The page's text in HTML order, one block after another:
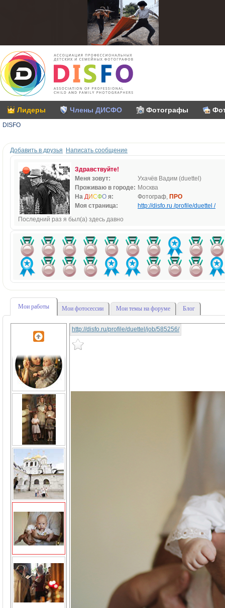
Лидеры Члены ДИСФО Фотографы
DISFO
Добавить в друзья Написать сообщение
Здравствуйте!
Меня зовут:
Ухачёв Вадим (duettel)
Проживаю в городе: Москва
На ДИСФО я: Фотограф, ПРО
Моя страница:
http://disfo.ru /profile/duettel /
Последний раз я был(а) здесь давно
Мои работы Мои фотосессии Мои темы на форуме Блог
http://disfo.ru/profile/duettel/job/585256/